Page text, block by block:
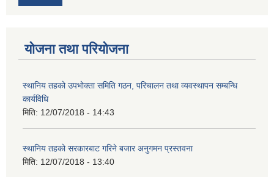
योजना तथा परियोजना
स्थानिय तहको उपभोक्ता समिति गठन, परिचालन तथा व्यवस्थापन सम्बन्धि
कार्यविधि
मिति: 12/07/2018 - 14:43
स्थानिय तहको सरकारबाट गरिने बजार अनुगमन प्रस्तवना
मिति: 12/07/2018 - 13:40